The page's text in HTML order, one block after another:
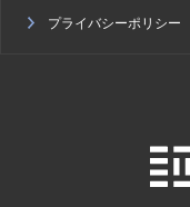
プライバシーポリシー